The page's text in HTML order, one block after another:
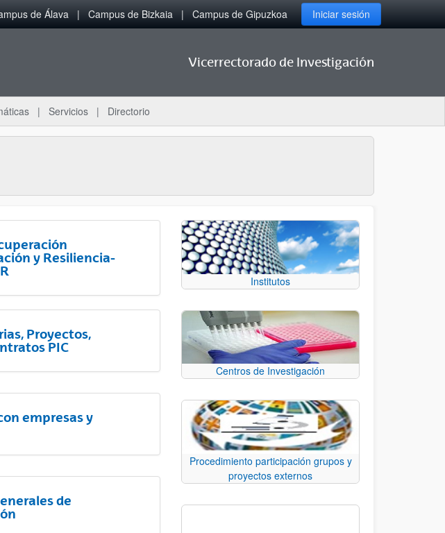
de Álava Campus de Bizkaia Campus de Gipuzkoa Iniciar sesión
Vicerrectorado de Investigación
Servicios Directorio
y Resiliencia-
Proyectos,
PIC
empresas y
de
Institutos
Centros de Investigación
Procedimiento participación grupos y
proyectos externos